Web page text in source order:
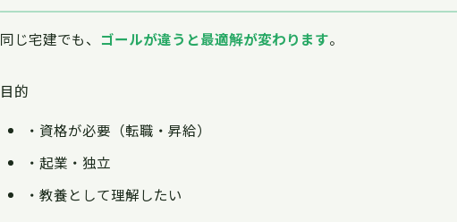
同じ宅建でも、 ゴールが違うと最適解が変わります。
目的
・資格が必要（転職・昇給）
・起業・独立
・教養として理解したい